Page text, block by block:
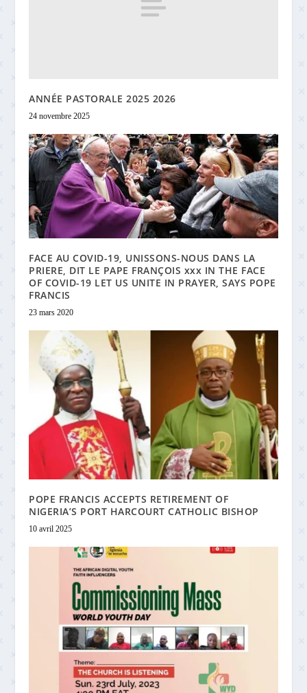
ANNÉE PASTORALE 2025 2026
24 novembre 2025
FACE AU COVID-19, UNISSONS-NOUS DANS LA
PRIERE, DIT LE PAPE FRANÇOIS xxx IN THE FACE
OF COVID-19 LET US UNITE IN PRAYER, SAYS POPE
FRANCIS
23 mars 2020
POPE FRANCIS ACCEPTS RETIREMENT OF
NIGERIA’S PORT HARCOURT CATHOLIC BISHOP
10 avril 2025